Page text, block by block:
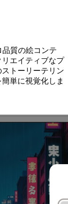
質の絵コンテ
エイティブなプ
トーリーテリン
単に視覚化しま